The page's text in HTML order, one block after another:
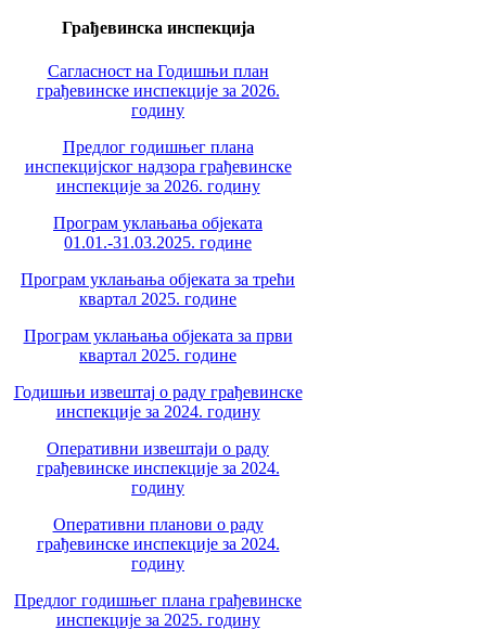
Грађевинска инспекција
Сагласност на Годишњи план
грађевинске инспекције за 2026.
годину
Предлог годишњег плана
инспекцијског надзора грађевинске
инспекције за 2026. годину
Програм уклањања објеката
01.01.-31.03.2025. године
Програм уклањања објеката за трећи
квартал 2025. године
Програм уклањања објеката за први
квартал 2025. године
Годишњи извештај о раду грађевинске
инспекције за 2024. годину
Оперативни извештаји о раду
грађевинске инспекције за 2024.
годину
Оперативни планови о раду
грађевинске инспекције за 2024.
годину
Предлог годишњег плана грађевинске
инспекције за 2025. годину